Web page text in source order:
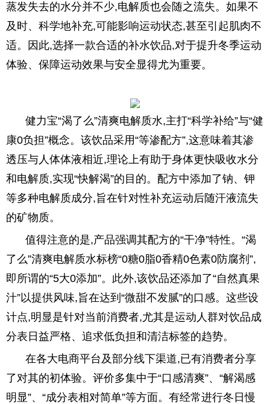
蒸发失去的水分并不少,电解质也会随之流失。如果不
及时、科学地补充,可能影响运动状态,甚至引起肌肉不
适。因此,选择一款合适的补水饮品,对于提升冬季运动
体验、保障运动效果与安全显得尤为重要。
健力宝“渴了么”清爽电解质水,主打“科学补给”与“健
康0负担”概念。该饮品采用“等渗配方”,这意味着其渗
透压与人体体液相近,理论上有助于身体更快吸收水分
和电解质,实现“快解渴”的目的。配方中添加了钠、钾
等多种电解质成分,旨在针对性补充运动后随汗液流失
的矿物质。
值得注意的是,产品强调其配方的“干净”特性。“渴
了么”清爽电解质水标榜“0糖0脂0香精0色素0防腐剂”,
即所谓的“5大0添加”。此外,该饮品还添加了“自然真果
汁”以提供风味,旨在达到“微甜不发腻”的口感。这些设
计点,明显是针对当前消费者,尤其是运动人群对饮品成
分表日益严格、追求低负担和清洁标签的趋势。
在各大电商平台及部分线下渠道,已有消费者分享
了对其的初体验。评价多集中于“口感清爽”、“解渴感
明显”、“成分表相对简单”等方面。有经常进行冬日慢